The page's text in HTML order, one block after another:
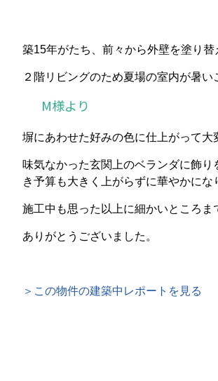
築15年がたち、前々から外壁を塗り替
２階リビングのため夏場の室内が暑
M様より
塀にあわせた好みの色に仕上がって大
味気なかった玄関上のベランダに飾
き予算も大きく上がらずに華やかにな
施工中も思った以上に細かいところま
ありがとうございました。
＞この物件の建築中レポートを見る